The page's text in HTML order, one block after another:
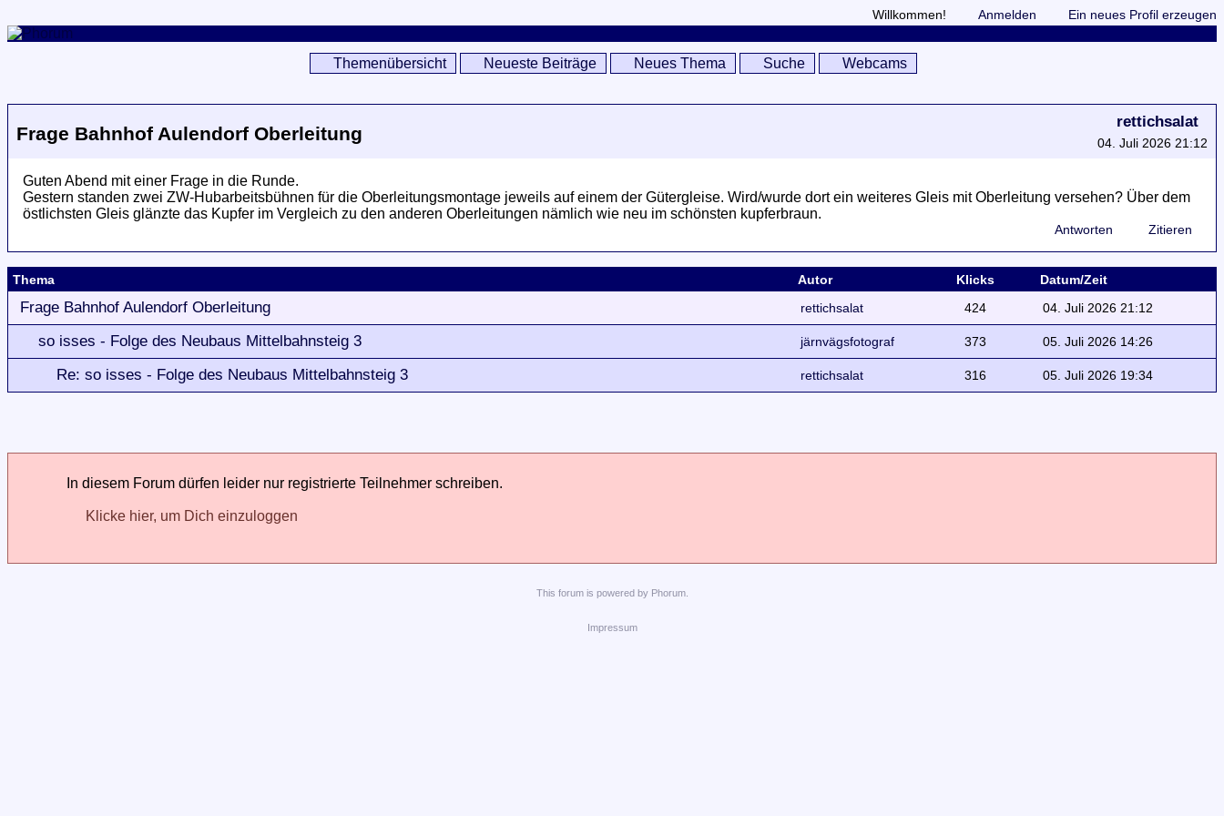
Willkommen! Anmelden Ein neues Profil erzeugen
Themenübersicht Neueste Beiträge Neues Thema Suche Webcams
Frage Bahnhof Aulendorf Oberleitung
rettichsalat
04. Juli 2026 21:12
Guten Abend mit einer Frage in die Runde.
Gestern standen zwei ZW-Hubarbeitsbühnen für die Oberleitungsmontage jeweils auf einem der Gütergleise. Wird/wurde dort ein weiteres Gleis mit Oberleitung versehen? Über dem
östlichsten Gleis glänzte das Kupfer im Vergleich zu den anderen Oberleitungen nämlich wie neu im schönsten kupferbraun.
Antworten Zitieren
Thema Autor Klicks Datum/Zeit
Frage Bahnhof Aulendorf Oberleitung rettichsalat 424 04. Juli 2026 21:12
so isses - Folge des Neubaus Mittelbahnsteig 3 järnvägsfotograf 373 05. Juli 2026 14:26
Re: so isses - Folge des Neubaus Mittelbahnsteig 3 rettichsalat 316 05. Juli 2026 19:34
In diesem Forum dürfen leider nur registrierte Teilnehmer schreiben.
Klicke hier, um Dich einzuloggen
This forumis powered by Phorum.
Impressum